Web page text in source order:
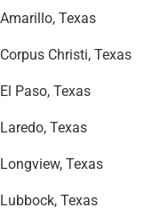
Amarillo, Texas
Corpus Christi, Texas
El Paso, Texas
Laredo, Texas
Longview, Texas
Lubbock, Texas